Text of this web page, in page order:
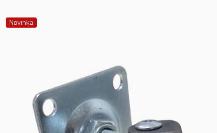
Novinka